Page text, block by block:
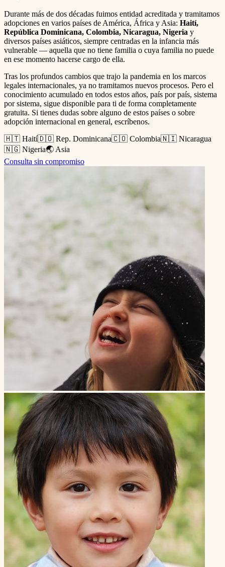
Durante más de dos décadas fuimos entidad acreditada y tramitamos
adopciones en varios países de América, África y Asia: Haití,
República Dominicana, Colombia, Nicaragua, Nigeria y
diversos países asiáticos, siempre centradas en la infancia más
vulnerable — aquella que no tiene familia o cuya familia no puede
en ese momento hacerse cargo de ella.
Tras los profundos cambios que trajo la pandemia en los marcos
legales internacionales, ya no tramitamos nuevos procesos. Pero el
conocimiento acumulado en todos estos años, país por país, sistema
por sistema, sigue disponible para ti de forma completamente
gratuita. Si tienes dudas sobre alguno de estos países o sobre
adopción internacional en general, escríbenos.
🇭🇹 Haití🇩🇴 Rep. Dominicana🇨🇴 Colombia🇳🇮 Nicaragua
🇳🇬 Nigeria🌏 Asia
Consulta sin compromiso